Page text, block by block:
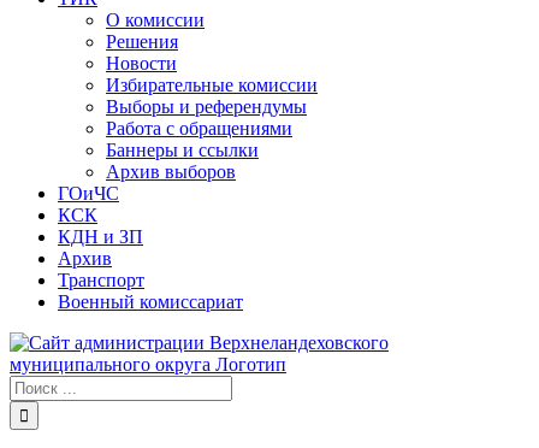
О комиссии
Решения
Новости
Избирательные комиссии
Выборы и референдумы
Работа с обращениями
Баннеры и ссылки
Архив выборов
ГОиЧС
КСК
КДН и ЗП
Архив
Транспорт
Военный комиссариат
Результат
поиска: